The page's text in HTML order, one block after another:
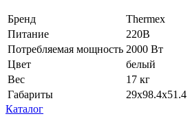
Бренд
Thermex
Питание
220В
Потребляемая мощность 2000 Вт
Цвет
белый
Вес
17 кг
Габариты
29х98.4х51.4
Каталог